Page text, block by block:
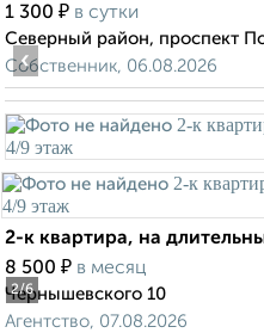
1 300 ₽ в сутки
Северный район, проспект
Собственник, 06.08.2026
2/6
‹
2-к квартира, на
8 500 ₽ в месяц
Чернышевского 10
Агентство, 07.08.2026